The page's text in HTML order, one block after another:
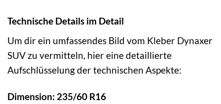
Technische Details im Detail
Um dir ein umfassendes Bild vom Kleber Dynaxer
SUV zu vermitteln, hier eine detaillierte
Aufschlüsselung der technischen Aspekte:
Dimension: 235/60 R16